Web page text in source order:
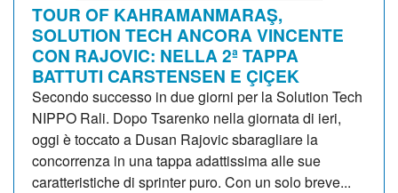
TOUR OF KAHRAMANMARAŞ,
SOLUTION TECH ANCORA VINCENTE
CON RAJOVIC: NELLA 2ª TAPPA
BATTUTI CARSTENSEN E ÇIÇEK
Secondo successo in due giorni per la Solution Tech
NIPPO Rali. Dopo Tsarenko nella giornata di ieri,
oggi è toccato a Dusan Rajovic sbaragliare la
concorrenza in una tappa adattissima alle sue
caratteristiche di sprinter puro. Con un solo breve...